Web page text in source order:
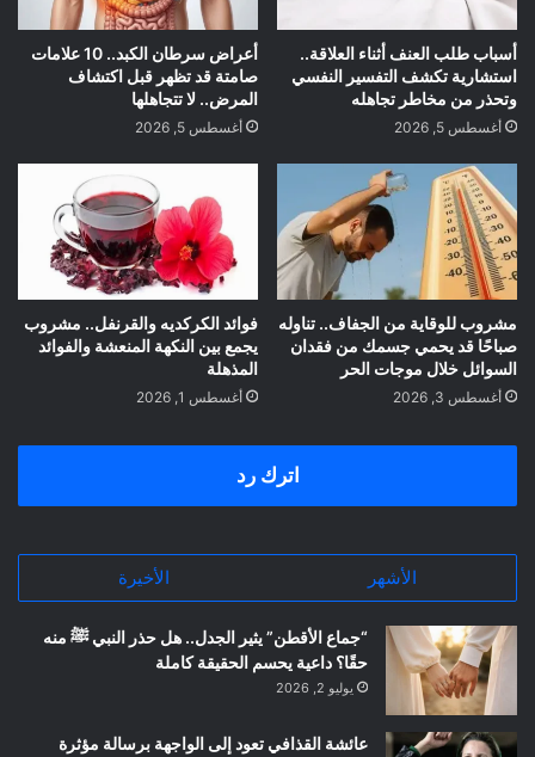
أسباب طلب العنف أثناء العلاقة..
استشارية تكشف التفسير النفسي
وتحذر من مخاطر تجاهله
أغسطس 5, 2026
أعراض سرطان الكبد.. 10 علامات
صامتة قد تظهر قبل اكتشاف
المرض.. لا تتجاهلها
أغسطس 5, 2026
مشروب للوقاية من الجفاف.. تناوله
صباحًا قد يحمي جسمك من فقدان
السوائل خلال موجات الحر
أغسطس 3, 2026
فوائد الكركديه والقرنفل.. مشروب
يجمع بين النكهة المنعشة والفوائد
المذهلة
أغسطس 1, 2026
اترك رد
الأشهر الأخيرة
“جماع الأقطن” يثير الجدل.. هل حذر النبي ﷺ منه
حقًا؟ داعية يحسم الحقيقة كاملة
يوليو 2, 2026
عائشة القذافي تعود إلى الواجهة برسالة مؤثرة